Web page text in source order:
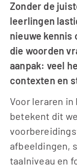
Zonder de
leerlingen
nieuwe kennis
die woorden
aanpak: veel
contexten en
Voor leraren
betekent dit
afbeeldingen,
taalniveau en